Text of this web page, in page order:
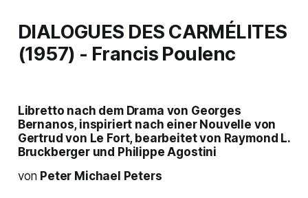
DIALOGUES DES CARMÉLITES
(1957) - Francis Poulenc
Libretto nach dem Drama von Georges
Bernanos, inspiriert nach einer Nouvelle von
Gertrud von Le Fort, bearbeitet von Raymond L.
Bruckberger und Philippe Agostini
von Peter Michael Peters